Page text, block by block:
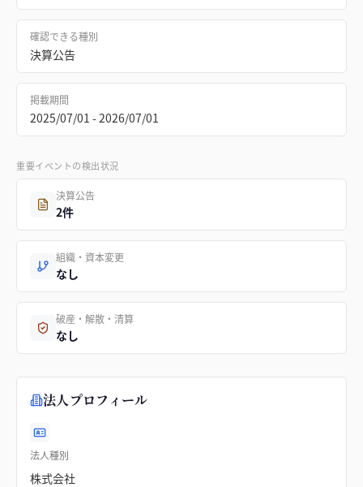
確認できる種別
決算公告
掲載期間
2025/07/01 - 2026/07/01
重要イベントの検出状況
決算公告
2件
組織・資本変更
なし
破産・解散・清算
なし
法人プロフィール
法人種別
株式会社